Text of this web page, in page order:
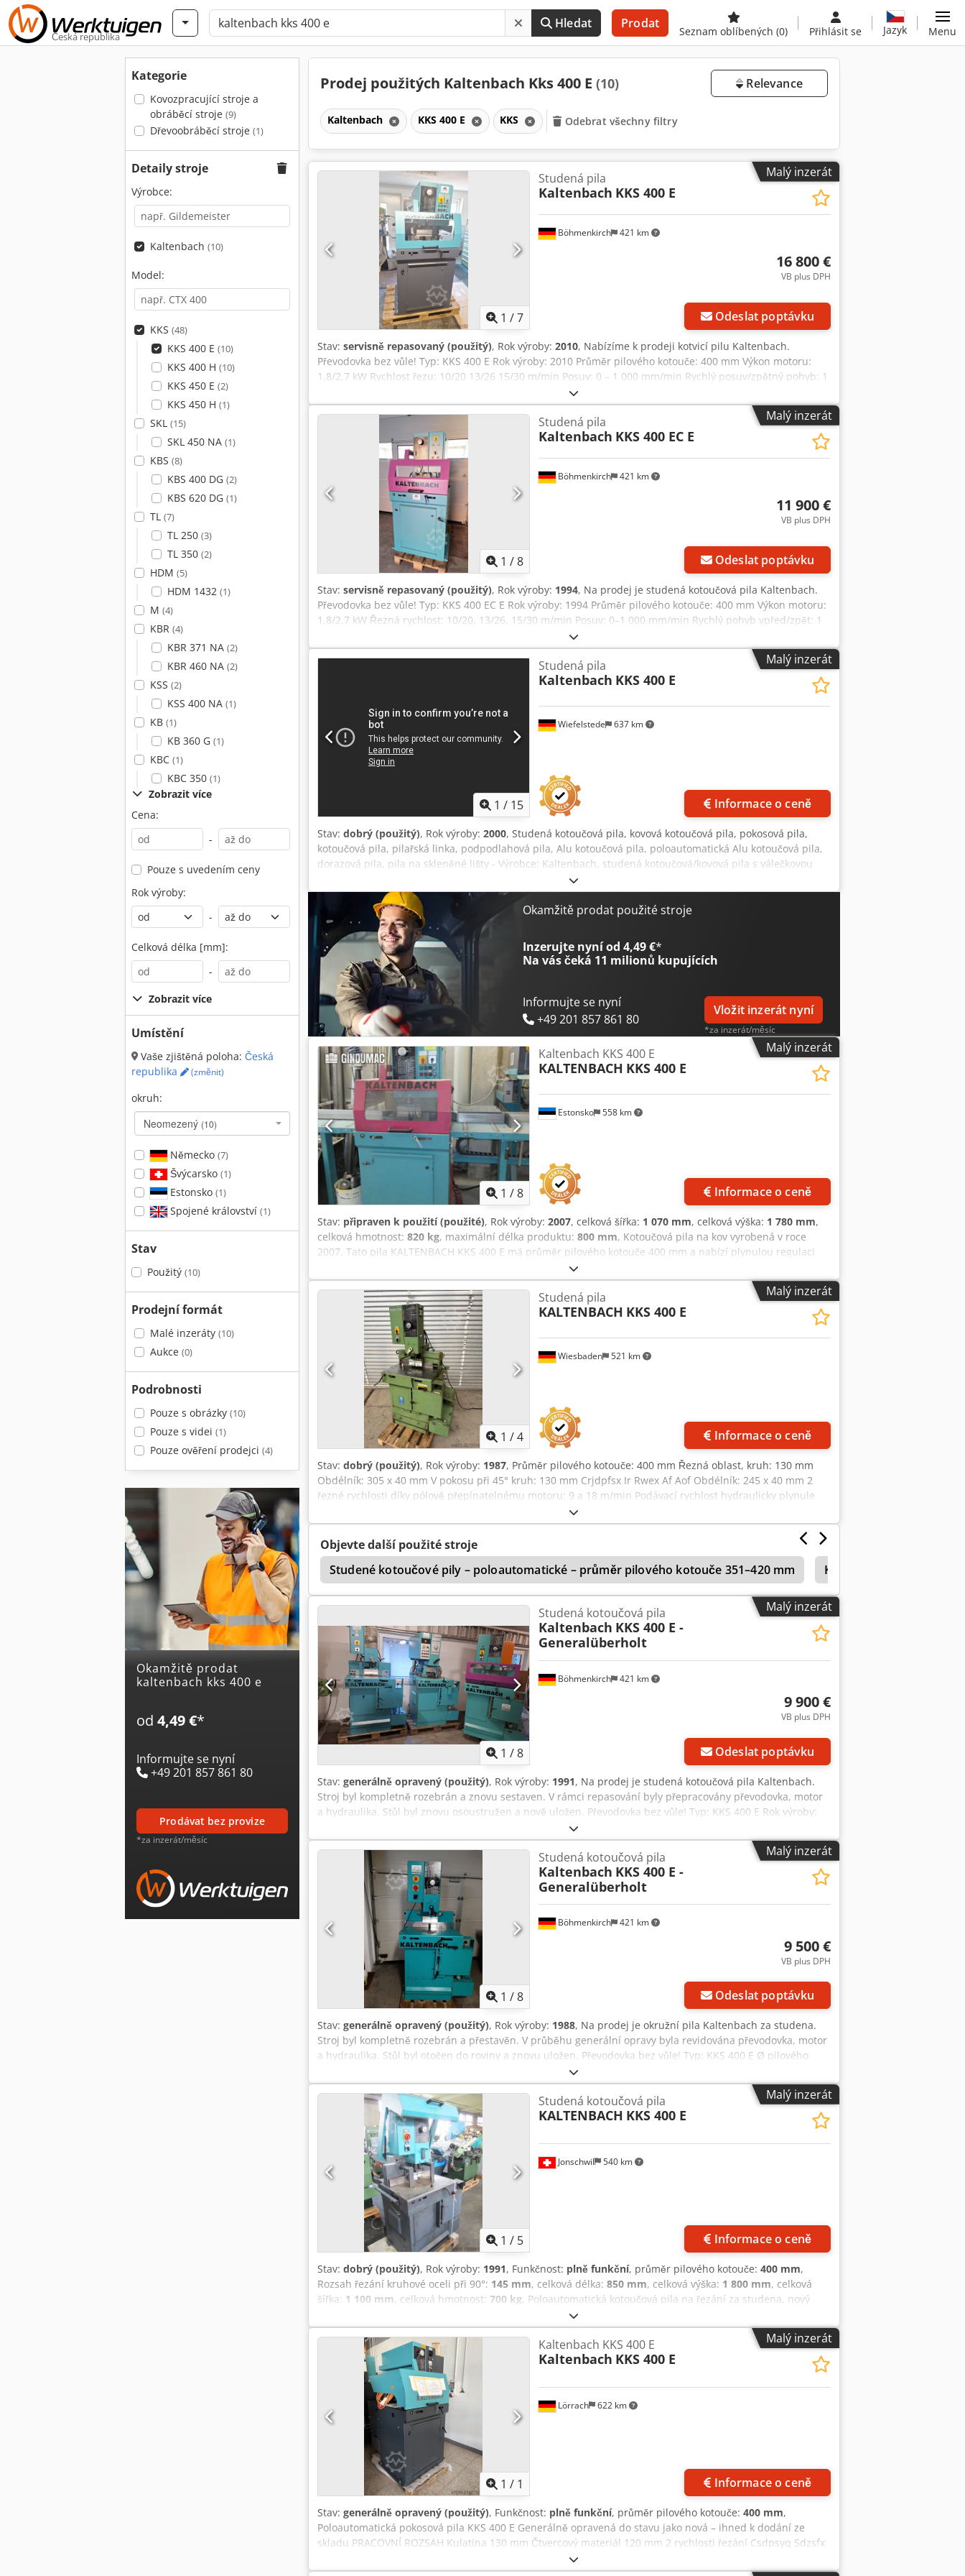
Česká republika
Hledat Prodat
Seznam oblíbených (0) Přihlásit se Jazyk Menu
Kategorie
Kovozpracující stroje a
obráběcí stroje (9)
Dřevoobráběcí stroje (1)
Detaily stroje
Výrobce:
Kaltenbach (10)
Model:
KKS (48)
KKS 400 E (10)
KKS 400 H (10)
KKS 450 E (2)
KKS 450 H (1)
SKL (15)
SKL 450 NA (1)
KBS (8)
KBS 400 DG (2)
KBS 620 DG (1)
TL (7)
TL 250 (3)
TL 350 (2)
HDM (5)
HDM 1432 (1)
M (4)
KBR (4)
KBR 371 NA (2)
KBR 460 NA (2)
KSS (2)
KSS 400 NA (1)
KB (1)
KB 360 G (1)
KBC (1)
KBC 350 (1)
Zobrazit více
Cena:
-
Pouze s uvedením ceny
Rok výroby:
-
Celková délka [mm]:
-
Zobrazit více
Umístění
Vaše zjištěná poloha: Česká
republika
(změnit)
okruh:
Neomezený (10)
Německo (7)
Švýcarsko (1)
Estonsko (1)
Spojené království (1)
Stav
Použitý (10)
Prodejní formát
Malé inzeráty (10)
Aukce (0)
Podrobnosti
Pouze s obrázky (10)
Pouze s videi (1)
Pouze ověření prodejci (4)
Okamžitě prodat
kaltenbach kks 400 e
od 4,49 €*
Informujte se nyní
+49 201 857 861 80
prodávat bez provize
*za inzerát/měsíc
Prodej použitých Kaltenbach Kks 400 E (10) Relevance
Kaltenbach KKS 400 E KKS Odebrat všechny filtry
Malý inzerát
1 /7
Böhmenkirch 421 km
Studená pila
Kaltenbach KKS 400 E
16 800 €
VB plus DPH
Odeslat poptávku
Stav: servisně repasovaný (použitý), Rok výroby: 2010, Nabízíme k prodeji kotvicí pilu Kaltenbach.
Převodovka bez vůle! Typ: KKS 400 E Rok výroby: 2010 Průměr pilového kotouče: 400 mm Výkon motoru:
1,8/2,7 kW Rychlost řezu: 10/20 13/26 15/30 m/min Posuv: 0 – 1 000 mm/min Rychlý posuv/zpětný pohyb: 1
550 mm/min Cjdjzrncuepfx Af Aorf Maximální pracovní rozsah: 130 mm Pracovní rozsah pro hranaté
materiály: 120 mm Pracovní rozsah pro ploché materiály: 305 x 20 mm Pracovní rozsah pro kulaté
materiály: 130 mm Minimální pracovní rozsah: 10 x 10 mm Rozsah úhlu řezu: 0° – 90° – 0° Rozměry (délka
x šířka x výška): 1 080 x 900 x 1 760 mm Hmotnost: 900 kg Prohlídka/převzetí v 89558 Boehmenkirch
Možnost zaslání na vyžádání. K dispozici je vysokozdvižný vozík pro nakládku.
Malý inzerát
1 /8
Böhmenkirch 421 km
Studená pila
Kaltenbach KKS 400 EC E
11 900 €
VB plus DPH
Odeslat poptávku
Stav: servisně repasovaný (použitý), Rok výroby: 1994, Na prodej je studená kotoučová pila Kaltenbach.
Převodovka bez vůle! Typ: KKS 400 EC E Rok výroby: 1994 Průměr pilového kotouče: 400 mm Výkon motoru:
1,8/2,7 kW Řezná rychlost: 10/20, 13/26, 15/30 m/min Posuv: 0–1 000 mm/min Rychlý pohyb vpřed/zpět: 1
550 mm/min Max. pracovní rozsah: 130 mm Pracovní rozsah čtyřhranného materiálu: 120 mm Pracovní
rozsah plochého materiálu: 305 x 20 mm Pracovní rozsah kulatiny: 130 mm Minimální pracovní rozsah: 10
x 10 mm Rozsah úhlů: 0°–90°–0° Rozměry (D x Š x V): 1 080 x 900 x 1 760 mm Hmotnost: 900 kg Crsdpfxjzlm
R Rs Af Asf Prohlídka/odběr možný v 89558 Böhmenkirch Doprava možná na vyžádání Nakládku zajistí
Malý inzerát
1 / 15
Wiefelstede 637 km
Studená pila
Kaltenbach KKS 400 E
Informace o ceně
Stav: dobrý (použitý), Rok výroby: 2000, Studená kotoučová pila, kovová kotoučová pila, pokosová pila,
kotoučová pila, pilařská linka, podpodlahová pila, Alu kotoučová pila, poloautomatická Alu kotoučová pila,
dorazová pila, pila na skleněné lišty - Výrobce: Kaltenbach, studená kotoučová/kovová pila s válečkovou
dráhou vlevo/vpravo - Typ: KKS 400 E, poloautomat bez podávání materiálu - Pilový kotouč: průměr 400
mm - Výkon pohonu: 1,8 / 2,7 kW - Rozsah řezu při 90 stupních (plochý): 305 x 20 mm / kruhový Ø 130 mm -
Rozsah řezu při 45 stupních (plochý): 245 x 30 mm / kruhový Ø 130 mm Crsdpfxex Sdpys Af Ajf - Rozsah
řezu čtvercový: 90° 120 mm / 45° 110 mm - Pokos: otočný na obě strany - Rychlost řezání: 13/26 m/min -
Rychlost posuvu pilového kotouče: plynule nastavitelná 0 - 1000 mm/min - Válečková dráha vlevo: celkem
4000/345/H1000 mm - Válečková dráha vpravo: celkem 6000/345/H1000 mm - Rozměry pily:
1150/930/H1765 mm - Celkové rozměry: 10810/1150/H1765 mm - Celková hmotnost: 1190 kg
Okamžitě prodat použité stroje
Inzerujte nyní od 4,49 €*
Na vás čeká 11 milionů kupujících
Informujte se nyní
+49 201 857 861 80
Vložit inzerát nyní
*za inzerát/měsíc
Malý inzerát
1 /8
Estonsko 558 km
Kaltenbach KKS 400 E
KALTENBACH KKS 400 E
Informace o ceně
Stav: připraven k použití (použité), Rok výroby: 2007, celková šířka: 1 070 mm, celková výška: 1 780 mm,
celková hmotnost: 820 kg, maximální délka produktu: 800 mm, Kotoučová pila na kov vyrobená v roce
2007. Tato pila KALTENBACH KKS 400 E má průměr pilového kotouče 400 mm a nabízí plynulou regulaci
rychlosti posuvu až do 1000 mm/min. Stroj má robustní hmotnost 820 kg a rozměry 800 x 1070 x 1780 mm.
Pokud chcete získat kvalitní řezné schopnosti, zvažte stroj KALTENBACH KKS 400 E, který máme na prodej.
Pro další podrobnosti nás kontaktujte. • Průměr pilového kotouče: 400 mm • Typy pilových kotoučů: HSS
plná ocel, HSS segmentový • Upevnění pilového kotouče: DIN 8576 • Středicí otvor: 50 mm • Počet nosných
šroubů: 4 ks • Průměr kruhu šroubu: 80 mm • Průměr nosných šroubů: 13 mm • Rychlost posuvu: 0-1000
mm/min (plynulá regulace) • Rychlý návrat: 1550 mm/min • Nastavení otočného stolu: ruční, +/- 90° •
Řezná rychlost (s nožem 400 mm): 10/20, 13/26 nebo 15/30 m/min. Crjdoy D Srmopfx Af Aof • Elektrické
pohonné zařízení: Elektrické zařízení: 1,7 / 2,6 kW • Provozní napětí: 3x 400V / 50Hz • Řídicí napětí: 24V DC •
Celkový proud: 9 A • Hlavní pojistka: 16 A Doplňkové vybavení • Délkový doraz T3/L 41 NC, 6 m (rok 2013)
Malý inzerát
1 /4
Wiesbaden 521 km
Studená pila
KALTENBACH KKS 400 E
Informace o ceně
Stav: dobrý (použitý), Rok výroby: 1987, Průměr pilového kotouče: 400 mm Řezná oblast, kruh: 130 mm
Obdélník: 305 x 40 mm V pokosu při 45° kruh: 130 mm Crjdpfsx Ir Rwex Af Aof Obdélník: 245 x 40 mm 2
řezné rychlosti díky pólově přepínatelnému motoru: 9 a 18 m/min Podávací rychlost hydraulicky plynule
nastavitelná: 0 - 1000 mm/min Pohon pily: 380 V, 1,7/2,6 kW Hmotnost cca: 800 kg Potřebný prostor bez
válečkové dráhy: 1100 x 1000 x 1900 mm
Objevte další použité stroje
Studené kotoučové pily – poloautomatické – průměr pilového kotouče 351–420 mm
Kaltenbach Kks 400 H
pily – ruční – od průměru pilového kotouče 500 mm
Malý inzerát
1 /8
Böhmenkirch 421 km
Studená kotoučová pila
Kaltenbach KKS 400 E -
Generalüberholt
9 900 €
VB plus DPH
Odeslat poptávku
Stav: generálně opravený (použitý), Rok výroby: 1991, Na prodej je studená kotoučová pila Kaltenbach.
Stroj byl kompletně rozebrán a znovu sestaven. V rámci repasování byly přepracovány převodovka, motor
a hydraulika. Stůl byl znovu osoustružen a nově uložen. Převodovka bez vůle! Typ: KKS 400 E Rok výroby:
1991 Průměr pilového kotouče: 400 mm Výkon motoru: 1,8/2,7 kW Řezná rychlost: 10/20, 13/26, 15/30
m/min Posuv: 0 - 1 000 mm/min Rychloposuv vpřed/zpět: 1 550 mm/min Max. pracovní rozsah: 130 mm
Pracovní rozsah pro čtyřhranný materiál: 120 mm Pracovní rozsah pro plochý materiál: 305 x 20 mm
Pracovní rozsah pro kruhový materiál: 130 mm Crsdpoxq S Iljfx Af Aef Min. pracovní rozsah: 10 x 10 mm
Rozsah pokosu: 0° - 90° - 0° Rozměry (DxŠxV): 1 080 x 900 x 1 760 mm Hmotnost: 900 kg Prohlídka/odběr v
89558 Böhmenkirch Doprava možná na vyžádání. Pro nakládku je k dispozici vysokozdvižný vozík.
Malý inzerát
1 /8
Böhmenkirch 421 km
Studená kotoučová pila
Kaltenbach KKS 400 E -
Generalüberholt
9 500 €
VB plus DPH
Odeslat poptávku
Stav: generálně opravený (použitý), Rok výroby: 1988, Na prodej je okružní pila Kaltenbach za studena.
Stroj byl kompletně rozebrán a přestavěn. V průběhu generální opravy byla revidována převodovka, motor
a hydraulika. Stůl byl otočen do roviny a znovu uložen. Převodovka bez vůle! Typ: KKS 400 E Ø pilového
kotouče: 400 mm Credpfx Afsxb Aqxj Aof Výkon motoru: 1,8/2,7 kW Řezná rychlost: 10/20 13/26 15/30
m/min Rychlost posuvu: 0 - 1 000 mm/min Rychlý chod vpřed/vzad: 1 550 mm/min Maximální pracovní
rozsah: 130 mm Pracovní rozsah čtvercového materiálu: 120 mm Pracovní rozsah plochého materiálu: 305
x 20 mm Pracovní rozsah kulatý materiál: 130 mm Pracovní rozsah min.: 10 x 10 mm Rozsah pokosu: 0° -
90° - 0° Rozměry D x Š x V: 1 080 x 900 x 1 760 mm Hmotnost: 900 kg Prohlídka / odběr v 89558
Boehmenkirch Doprava možná na vyžádání Pro nakládku je k dispozici vysokozdvižný vozík.
Malý inzerát
1 / 5
Jonschwil 540 km
Studená kotoučová pila
KALTENBACH KKS 400 E
Informace o ceně
Stav: dobrý (použitý), Rok výroby: 1991, Funkčnost: plně funkční, průměr pilového kotouče: 400 mm,
Rozsah řezání kruhové oceli při 90°: 145 mm, celková délka: 850 mm, celková výška: 1 800 mm, celková
šířka: 1 100 mm, celková hmotnost: 700 kg, Poloautomatická kotoučová pila na řezání za studena, nový
pilový kotouč Ø 400 mm, řezná kapacita Ø cca 145 mm, motor 3,0 / 4,0 kW, 2 rychlosti 1420/2880 ot./min,
vertikální upínání, 2 manuální horizontální upínání, dorazy 30°, 45°, 60°, 90° na obou stranách, chladicí
systém, rozměry 85 x 110 x 180 cm, hmotnost cca 700 kg Crsdpfxowp Ipxo Af Aof
Malý inzerát
1 / 1
Lörrach 622 km
Kaltenbach KKS 400 E
Kaltenbach KKS 400 E
Informace o ceně
Stav: generálně opravený (použitý), Funkčnost: plně funkční, průměr pilového kotouče: 400 mm,
Poloautomatická pokosová pila KKS 400 E Generálně opravená do stavu jako nová – ihned k dodání ze
skladu PRACOVNÍ ROZSAH Kulatina 130 mm Čtvercový materiál 120 mm 2 rychlosti řezání Csdpsyq Sdzsfx
Af Aerf Vaše výhody: - Stroj generálně opravený přímo u výrobce včetně 6měsíční záruky na náhradní díly -
Všechny stroje jsou kompletně demontovány a generálně opraveny - Používány jsou pouze originální